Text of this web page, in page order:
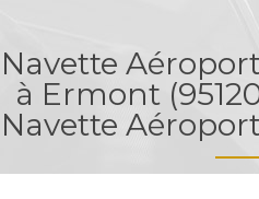
Navette
à Ermont
Navette